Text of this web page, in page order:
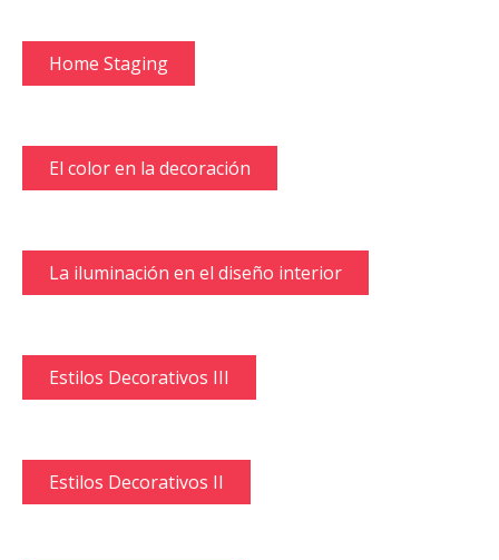
Home Staging
El color en la decoración
La iluminación en el diseño interior
Estilos Decorativos III
Estilos Decorativos II